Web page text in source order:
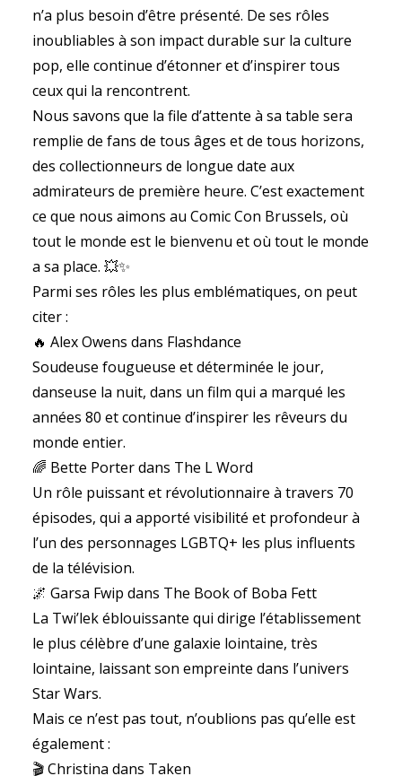
n’a plus besoin d’être présenté. De ses rôles
inoubliables à son impact durable sur la culture
pop, elle continue d’étonner et d’inspirer tous
ceux qui la rencontrent.
Nous savons que la file d’attente à sa table sera
remplie de fans de tous âges et de tous horizons,
des collectionneurs de longue date aux
admirateurs de première heure. C’est exactement
ce que nous aimons au Comic Con Brussels, où
tout le monde est le bienvenu et où tout le monde
a sa place. 💥✨
Parmi ses rôles les plus emblématiques, on peut
citer :
🔥 Alex Owens dans Flashdance
Soudeuse fougueuse et déterminée le jour,
danseuse la nuit, dans un film qui a marqué les
années 80 et continue d’inspirer les rêveurs du
monde entier.
🌈 Bette Porter dans The L Word
Un rôle puissant et révolutionnaire à travers 70
épisodes, qui a apporté visibilité et profondeur à
l’un des personnages LGBTQ+ les plus influents
de la télévision.
🌌 Garsa Fwip dans The Book of Boba Fett
La Twi’lek éblouissante qui dirige l’établissement
le plus célèbre d’une galaxie lointaine, très
lointaine, laissant son empreinte dans l’univers
Star Wars.
Mais ce n’est pas tout, n’oublions pas qu’elle est
également :
🎬 Christina dans Taken